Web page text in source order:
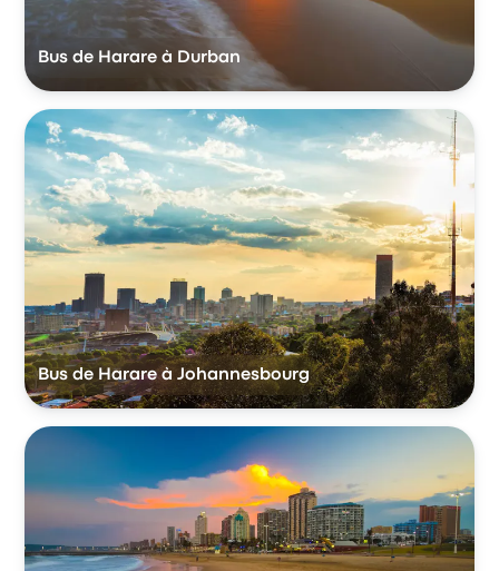
Bus de Harare à Durban
Bus de Harare à Johannesbourg